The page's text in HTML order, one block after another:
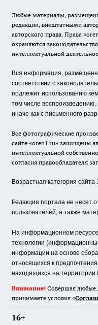
Любые материалы,
редакции, внештатными
авторского права. Права
охраняются
интеллектуальной
Вся информация,
соответствии с
подлежит использованию
том числе
иначе как с письменного
Все фотографические
сайте «oren1.ru» защищены
интеллектуальной
согласия правообладателя
Возрастная категория сайта
Редакция портала не несет
пользователей, а также
На информационном
технологии
информации на основе
относящихся к
находящихся на территории
Внимание! Совершая любые
принимаете условия «
16+